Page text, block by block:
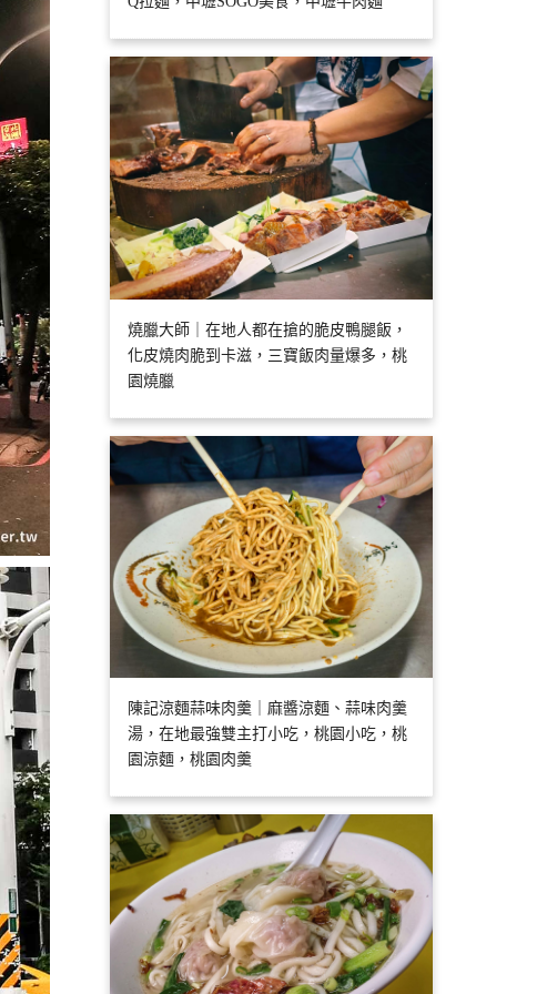
燒臘大師｜在地人都在搶的脆皮鴨腿飯，
化皮燒肉脆到卡滋，三寶飯肉量爆多，桃
園燒臘
陳記涼麵蒜味肉羹｜麻醬涼麵、蒜味肉羹
湯，在地最強雙主打小吃，桃園小吃，桃
園涼麵，桃園肉羹